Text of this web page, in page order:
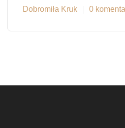
Dobromiła Kruk 0